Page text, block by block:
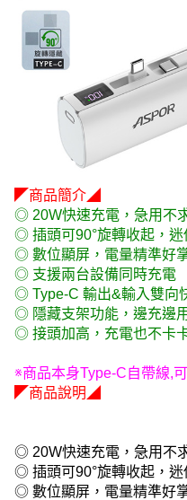
◤商品簡介◢
◎ 20W快速充電，急用不
◎ 插頭可90°旋轉收起，迷
◎ 數位顯屏，電量精準好
◎ 支援兩台設備同時充電
◎ Type-C 輸出&輸入雙向
◎ 隱藏支架功能，邊充邊
◎ 接頭加高，充電也不卡
※商品本身Type-C自帶線,
◤商品說明◢
◎ 20W快速充電，急用不
◎ 插頭可90°旋轉收起，迷
◎ 數位顯屏，電量精準好